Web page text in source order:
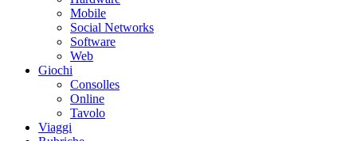
Mobile
Social Networks
Software
Web
Giochi
Consolles
Online
Tavolo
Viaggi